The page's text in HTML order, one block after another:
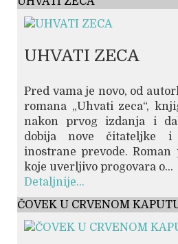
UHVATI ZECA
Pred vama je novo, od
romana „Uhvati zeca“,
nakon prvog izdanja i
dobija nove čitateljke
inostrane prevode. Roman
koje uverljivo progovara o...
Detaljnije...
ČOVEK U CRVENOM